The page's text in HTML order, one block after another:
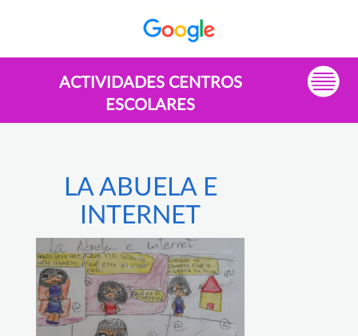
ACTIVIDADES CENTROS
ESCOLARES
LA ABUELA E
INTERNET